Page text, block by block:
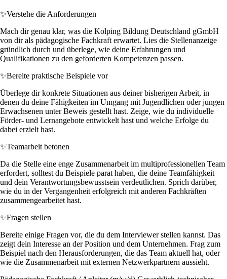
✨Verstehe die Anforderungen
Mach dir genau klar, was die Kolping Bildung Deutschland gGmbH
von dir als pädagogische Fachkraft erwartet. Lies die Stellenanzeige
gründlich durch und überlege, wie deine Erfahrungen und
Qualifikationen zu den geforderten Kompetenzen passen.
✨Bereite praktische Beispiele vor
Überlege dir konkrete Situationen aus deiner bisherigen Arbeit, in
denen du deine Fähigkeiten im Umgang mit Jugendlichen oder jungen
Erwachsenen unter Beweis gestellt hast. Zeige, wie du individuelle
Förder- und Lernangebote entwickelt hast und welche Erfolge du
dabei erzielt hast.
✨Teamarbeit betonen
Da die Stelle eine enge Zusammenarbeit im multiprofessionellen Team
erfordert, solltest du Beispiele parat haben, die deine Teamfähigkeit
und dein Verantwortungsbewusstsein verdeutlichen. Sprich darüber,
wie du in der Vergangenheit erfolgreich mit anderen Fachkräften
zusammengearbeitet hast.
✨Fragen stellen
Bereite einige Fragen vor, die du dem Interviewer stellen kannst. Das
zeigt dein Interesse an der Position und dem Unternehmen. Frag zum
Beispiel nach den Herausforderungen, die das Team aktuell hat, oder
wie die Zusammenarbeit mit externen Netzwerkpartnern aussieht.